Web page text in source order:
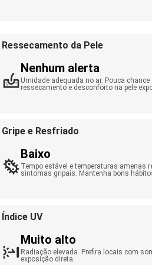
Ressecamento da Pele
Nenhum alerta
Umidade adequada no ar. Pouca chance
ressecamento e desconforto na pele
Gripe e Resfriado
Baixo
Tempo estável e temperaturas amenas
sintomas gripais. Mantenha bons
Índice UV
Muito alto
Radiação elevada. Prefira locais com
exposição direta.